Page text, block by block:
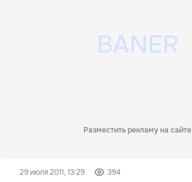
Разместить рекламу на сайте
29 июля 2011, 13:29 394